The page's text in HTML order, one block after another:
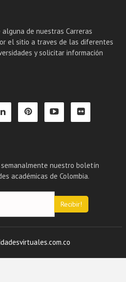
de nuestras Carreras
el sitio a traves de las diferentes
y solicitar información
nuestro boletín
académicas de Colombia.
Recibir!